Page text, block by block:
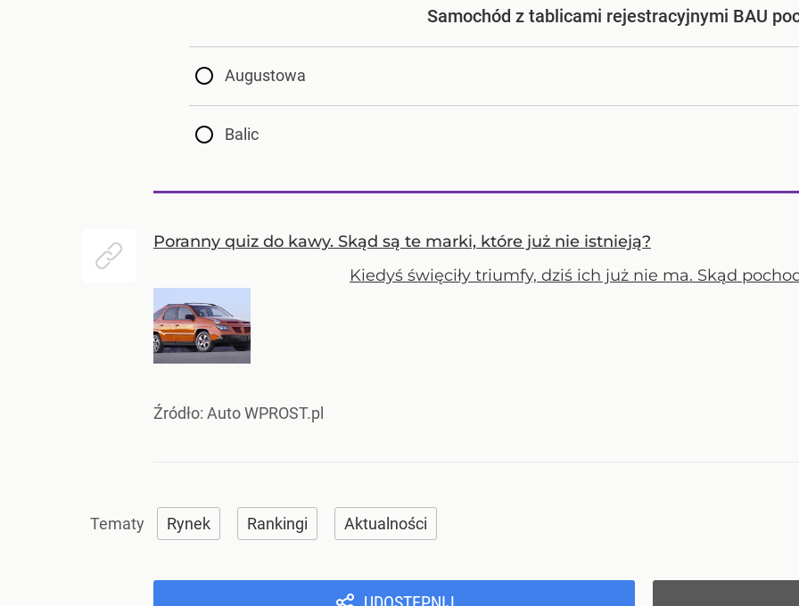
Samochód z tablicami rejestracyjnymi BAU
Augustowa
Balic
Poranny quiz do kawy. Skąd są te marki, które już nie istnieją?
Kiedyś święciły triumfy, dziś ich już nie ma. Skąd
Źródło: Auto WPROST.pl
Rynek Rankingi Aktualności